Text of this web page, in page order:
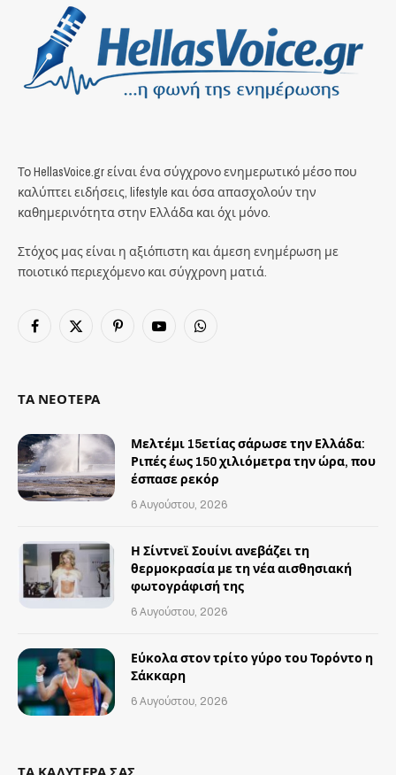
Το HellasVoice.gr είναι ένα σύγχρονο ενημερωτικό μέσο που
καλύπτει ειδήσεις, lifestyle και όσα απασχολούν την
καθημερινότητα στην Ελλάδα και όχι μόνο.
Στόχος μας είναι η αξιόπιστη και άμεση ενημέρωση με
ποιοτικό περιεχόμενο και σύγχρονη ματιά.
Facebook
X
PinterestYouTubeWhatsApp
ΤΑ ΝΕΟΤΕΡΑ
Μελτέμι 15ετίας σάρωσε την Ελλάδα:
Ριπές έως 150 χιλιόμετρα την ώρα, που
έσπασε ρεκόρ
6 Αυγούστου, 2026
Η Σίντνεϊ Σουίνι ανεβάζει τη
θερμοκρασία με τη νέα αισθησιακή
φωτογράφισή της
6 Αυγούστου, 2026
Εύκολα στον τρίτο γύρο του Τορόντο η
Σάκκαρη
6 Αυγούστου, 2026